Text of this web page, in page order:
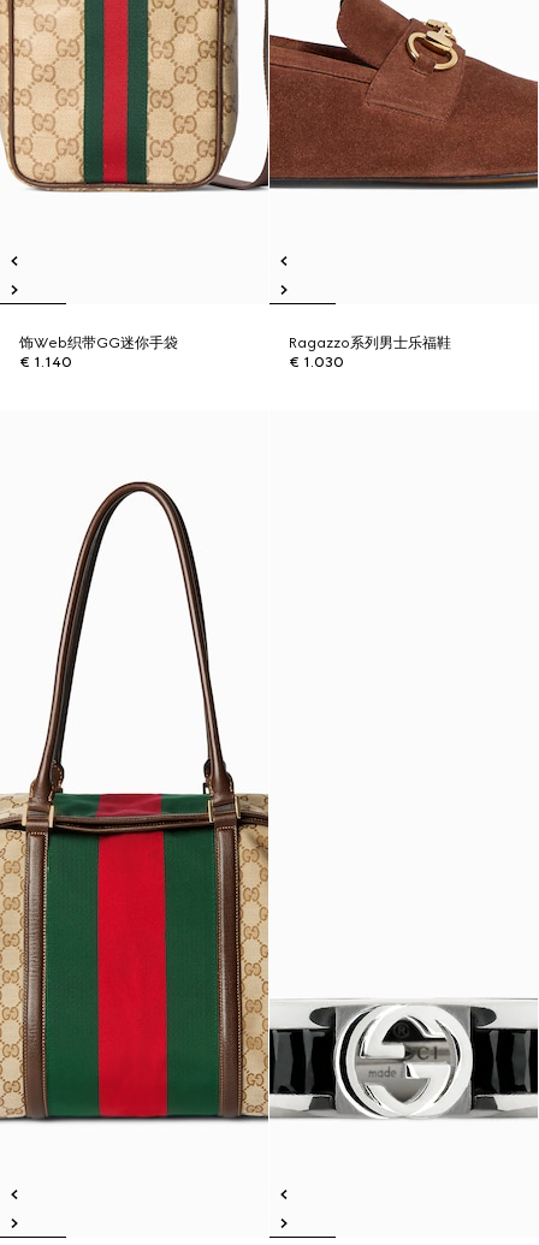
饰Web织带GG迷你手袋
€ 1.140
Ragazzo系列男士乐福鞋
€ 1.030